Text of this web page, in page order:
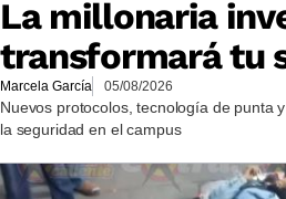
La millonaria
transformará tu
Marcela García 05/08/2026
Nuevos protocolos, tecnología de punta
la seguridad en el campus